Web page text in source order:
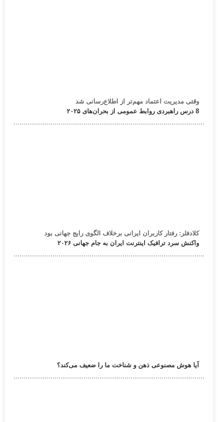
وقتی مدیریت اعتماد مهم‌تر از اطلاع‌رسانی شد
8 درس راهبردی روابط عمومی از بحران‌های ۲۰۲۵
کلادفلر: رفتار کاربران ایرانی برخلاف الگوی رایج جهانی بود
واکنش سرد ترافیک اینترنت ایران به جام جهانی ۲۰۲۶
آیا هوش مصنوعی ذهن و شناخت ما را ضعیف می‌کند؟